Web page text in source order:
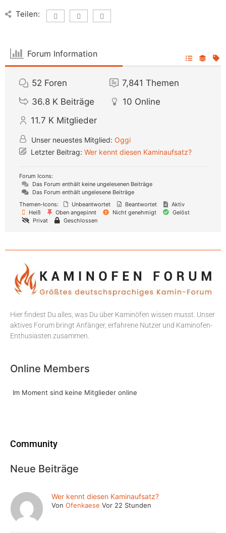
Teilen:
Forum Information
52 Foren 7,841 Themen
36.8 K Beiträge 10 Online
11.7 K Mitglieder
Unser neuestes Mitglied: Oggi
Letzter Beitrag: Wer kennt diesen Kaminaufsatz?
Forum Icons:
Das Forum enthält keine ungelesenen Beiträge
Das Forum enthält ungelesene Beiträge
Themen-Icons:
Unbeantwortet Beantwortet
Aktiv
Heiß
Oben angepinnt Nicht genehmigt
Gelöst
Privat
Geschlossen
Hier findest Du alles, was Du über Kaminöfen wissen musst. Unser
aktives Forum bringt Anfänger, erfahrene Nutzer und Kaminofen-
Enthusiasten zusammen.
Online Members
Im Moment sind keine Mitglieder online
Community
Neue Beiträge
Wer kennt diesen Kaminaufsatz?
VonOfenkaese Vor 22 Stunden